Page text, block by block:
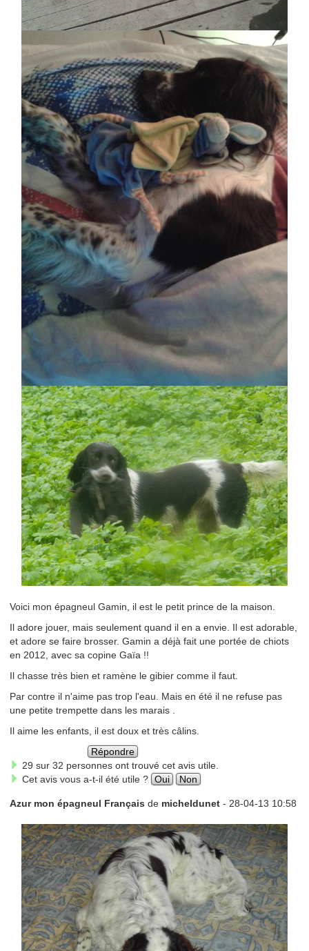
Voici mon épagneul Gamin, il est le petit prince de la maison.
Il adore jouer, mais seulement quand il en a envie. Il est adorable,
et adore se faire brosser. Gamin a déjà fait une portée de chiots
en 2012, avec sa copine Gaïa !!
Il chasse très bien et ramène le gibier comme il faut.
Par contre il n'aime pas trop l'eau. Mais en été il ne refuse pas
une petite trempette dans les marais .
Il aime les enfants, il est doux et très câlins.
Répondre
29 sur 32 personnes ont trouvé cet avis utile.
Cet avis vous a-t-il été utile ? Oui Non
Azur mon épagneul Français de micheldunet- 28-04-13 10:58